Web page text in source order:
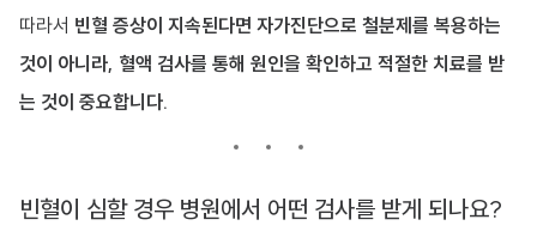
따라서 빈혈 증상이 지속된다면 자가진단으로 철분제를 복용하는
것이 아니라, 혈액 검사를 통해 원인을 확인하고 적절한 치료를 받
는 것이 중요합니다.
빈혈이 심할 경우 병원에서 어떤 검사를 받게 되나요?